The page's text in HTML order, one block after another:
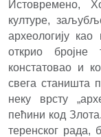
Истовремено,
културе,
археологију
открио бројне
констатовао и
свега станишта
неку врсту
пећини код
теренског рада,